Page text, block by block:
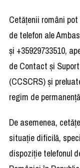
Cetăţenii români
de telefon ale
şi +35929733510,
de Contact şi
(CCSCRS) şi
regim de
De asemenea,
situaţie dificilă,
dispoziţie telefonul